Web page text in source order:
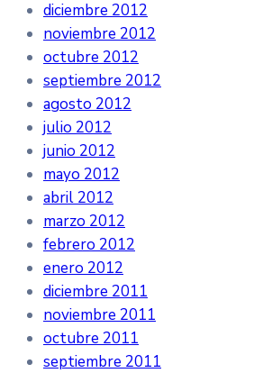
diciembre 2012
noviembre 2012
octubre 2012
septiembre 2012
agosto 2012
julio 2012
junio 2012
mayo 2012
abril 2012
marzo 2012
febrero 2012
enero 2012
diciembre 2011
noviembre 2011
octubre 2011
septiembre 2011